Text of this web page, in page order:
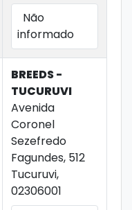
Não
informado
BREEDS -
TUCURUVI
Avenida
Coronel
Sezefredo
Fagundes, 512
Tucuruvi,
02306001